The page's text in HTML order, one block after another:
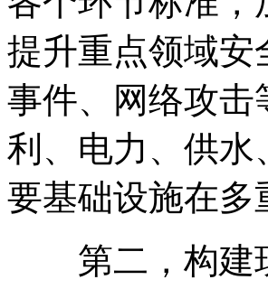
提升重点领域安
事件、网络攻击
利、电力、供水
要基础设施在多
第二 ， 构建